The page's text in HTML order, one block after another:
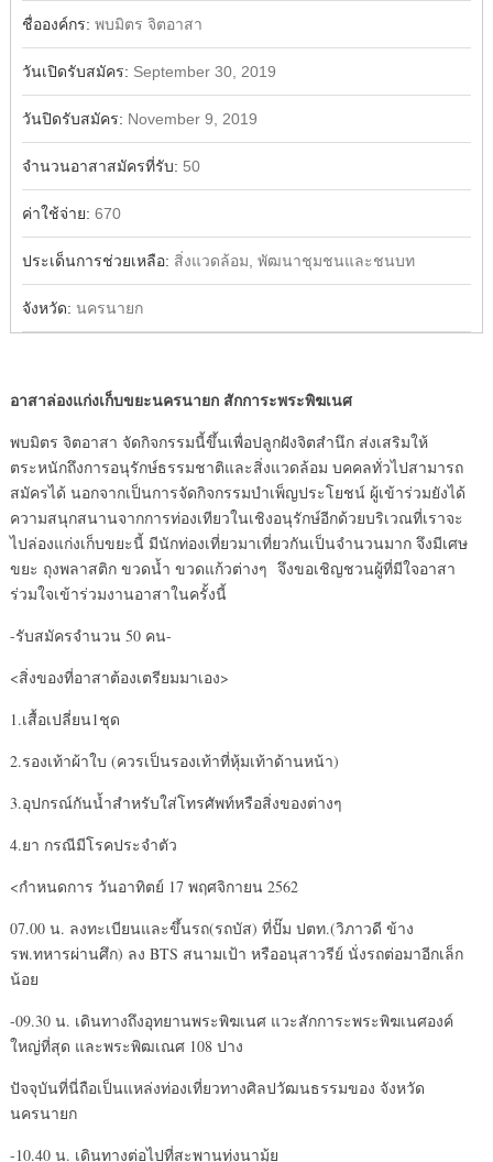
Facebook
ชื่อองค์กร: พบมิตร จิตอาสา
วันเปิดรับสมัคร: September 30, 2019
วันปิดรับสมัคร: November 9, 2019
จำนวนอาสาสมัครที่รับ: 50
ค่าใช้จ่าย: 670
ประเด็นการช่วยเหลือ: สิ่งแวดล้อม, พัฒนาชุมชนและชนบท
จังหวัด: นครนายก
อาสาล่องแก่งเก็บขยะนครนายก สักการะพระพิฆเนศ
พบมิตร จิตอาสา จัดกิจกรรมนี้ขึ้นเพื่อปลูกฝังจิตสำนึก ส่งเสริมให้
ตระหนักถึงการอนุรักษ์ธรรมชาติและสิ่งแวดล้อม บคคลทั่วไปสามารถ
สมัครได้ นอกจากเป็นการจัดกิจกรรมบำเพ็ญประโยชน์ ผู้เข้าร่วมยังได้
ความสนุกสนานจากการท่องเทียวในเชิงอนุรักษ์อีกด้วยบริเวณที่เราจะ
ไปล่องแก่งเก็บขยะนี้ มีนักท่องเที่ยวมาเที่ยวกันเป็นจำนวนมาก จึงมีเศษ
ขยะ ถุงพลาสติก ขวดน้ำ ขวดแก้วต่างๆ จึงขอเชิญชวนผู้ที่มีใจอาสา
ร่วมใจเข้าร่วมงานอาสาในครั้งนี้
-รับสมัครจำนวน 50 คน-
<สิ่งของที่อาสาต้องเตรียมมาเอง>
1.เสื้อเปลี่ยน1ชุด
2.รองเท้าผ้าใบ (ควรเป็นรองเท้าที่หุ้มเท้าด้านหน้า)
3.อุปกรณ์กันน้ำสำหรับใส่โทรศัพท์หรือสิ่งของต่างๆ
4.ยา กรณีมีโรคประจำตัว
<กำหนดการ วันอาทิตย์ 17 พฤศจิกายน 2562
07.00 น. ลงทะเบียนและขึ้นรถ(รถบัส) ที่ปั๊ม ปตท.(วิภาวดี ข้าง
รพ.ทหารผ่านศึก) ลง BTS สนามเป้า หรืออนุสาวรีย์ นั่งรถต่อมาอีกเล็ก
น้อย
-09.30 น. เดินทางถึงอุทยานพระพิฆเนศ แวะสักการะพระพิฆเนศองค์
ใหญ่ที่สุด และพระพิฒเณศ 108 ปาง
ปัจจุบันที่นี่ถือเป็นแหล่งท่องเที่ยวทางศิลปวัฒนธรรมของ จังหวัด
นครนายก
-10.40 น. เดินทางต่อไปที่สะพานทุ่งนามุ้ย